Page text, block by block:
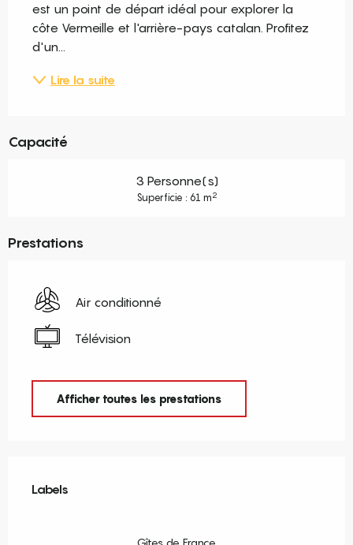
est un point de départ idéal pour explorer la
côte Vermeille et l'arrière-pays catalan. Profitez
d'un...
Lire la suite
Capacité
3 Personne(s)
Superficie : 61 m2
Prestations
Air conditionné
Télévision
Afficher toutes les prestations
Labels
Labels